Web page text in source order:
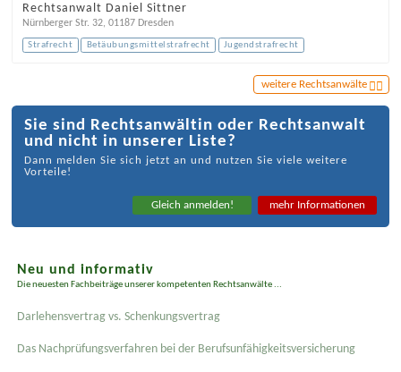
Rechtsanwalt Daniel Sittner
Nürnberger Str. 32, 01187 Dresden
Strafrecht Betäubungsmittelstrafrecht Jugendstrafrecht
weitere Rechtsanwälte
Sie sind Rechtsanwältin oder Rechtsanwalt
und nicht in unserer Liste?
Dann melden Sie sich jetzt an und nutzen Sie viele weitere
Vorteile!
Gleich anmelden! mehr Informationen
Neu und informativ
Die neuesten Fachbeiträge unserer kompetenten Rechtsanwälte ...
Darlehensvertrag vs. Schenkungsvertrag
Das Nachprüfungsverfahren bei der Berufsunfähigkeitsversicherung